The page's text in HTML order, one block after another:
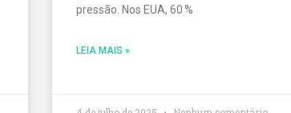
pressão. Nos EUA, 60 %
LEIA MAIS »